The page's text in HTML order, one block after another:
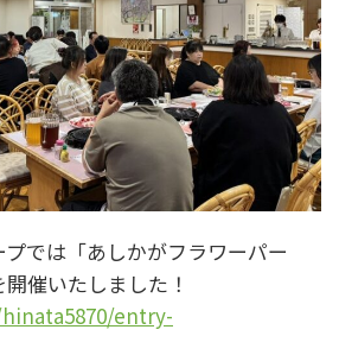
では「あしかがフラワーパー
催いたしました！
entry-